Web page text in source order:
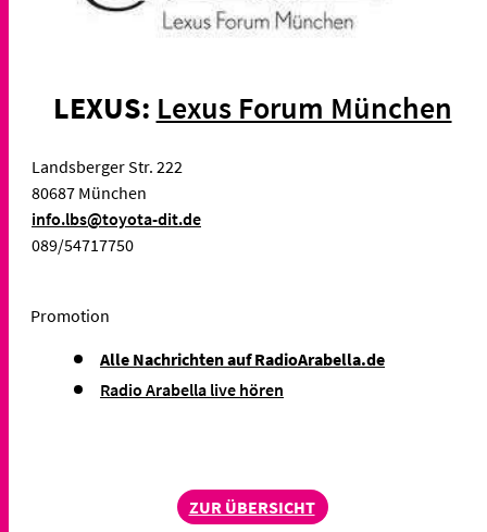
LEXUS: Lexus Forum München
Landsberger Str. 222
80687 München
info.lbs@toyota-dit.de
089/54717750
Promotion
Alle Nachrichten auf RadioArabella.de
Radio Arabella live hören
ZUR ÜBERSICHT